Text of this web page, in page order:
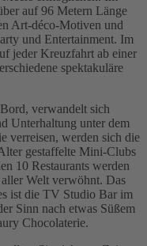
auf 96 Metern Länge
Art-déco-Motiven und
und Entertainment. Im
jeder Kreuzfahrt ab einer
spektakuläre
verwandelt sich
Unterhaltung unter dem
verreisen, werden sich die
gestaffelte Mini-Clubs
10 Restaurants werden
Welt verwöhnt. Das
ist die TV Studio Bar im
Sinn nach etwas Süßem
Chocolaterie.